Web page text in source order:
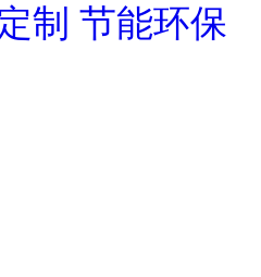
制 节能环保